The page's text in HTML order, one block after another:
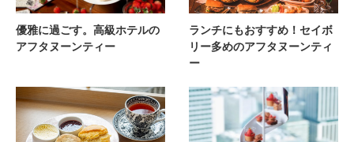
優雅に過ごす。高級ホテルの
アフタヌーンティー
ランチにもおすすめ！セイボ
リー多めのアフタヌーンティ
ー